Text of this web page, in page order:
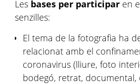
Les bases per participar en
senzilles:
El tema de la fotografia ha
relacionat amb el
coronavirus (lliure, foto
bodegó, retrat, documental,